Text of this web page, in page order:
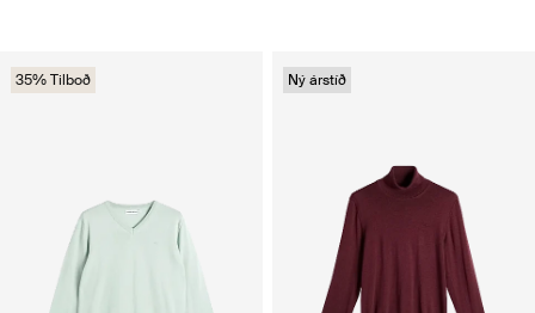
35% Tilboð Ný árstíð